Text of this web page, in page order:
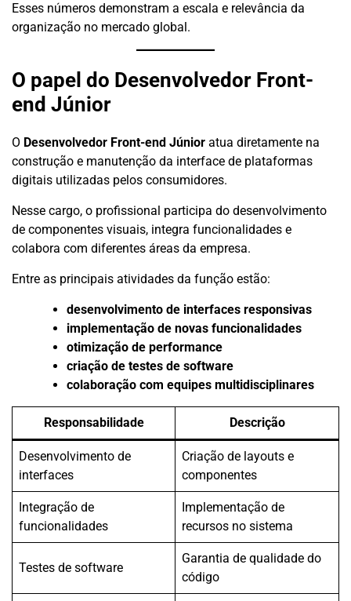
Esses números demonstram a escala e relevância da
organização no mercado global.
O papel do Desenvolvedor Front-
end Júnior
O Desenvolvedor Front-end Júnior atua diretamente na
construção e manutenção da interface de plataformas
digitais utilizadas pelos consumidores.
Nesse cargo, o profissional participa do desenvolvimento
de componentes visuais, integra funcionalidades e
colabora com diferentes áreas da empresa.
Entre as principais atividades da função estão:
desenvolvimento de interfaces responsivas
implementação de novas funcionalidades
otimização de performance
criação de testes de software
colaboração com equipes multidisciplinares
Responsabilidade Descrição
Desenvolvimento de
interfaces
Criação de layouts e
componentes
Integração de
funcionalidades
Implementação de
recursos no sistema
Testes de software
Garantia de qualidade do
código